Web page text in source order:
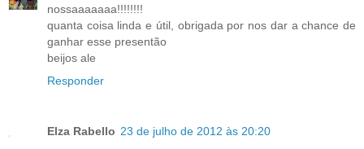
nossaaaaaaa!!!!!!!!
quanta coisa linda e útil, obrigada por nos dar a chance de
ganhar esse presentão
beijos ale
Responder
Elza Rabello 23 de julho de 2012 às 20:20